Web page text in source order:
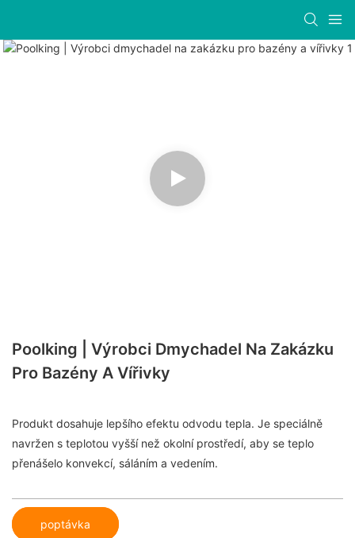
Poolking | Výrobci Dmychadel Na Zakázku
Pro Bazény A Vířivky
Produkt dosahuje lepšího efektu odvodu tepla. Je speciálně
navržen s teplotou vyšší než okolní prostředí, aby se teplo
přenášelo konvekcí, sáláním a vedením.
poptávka